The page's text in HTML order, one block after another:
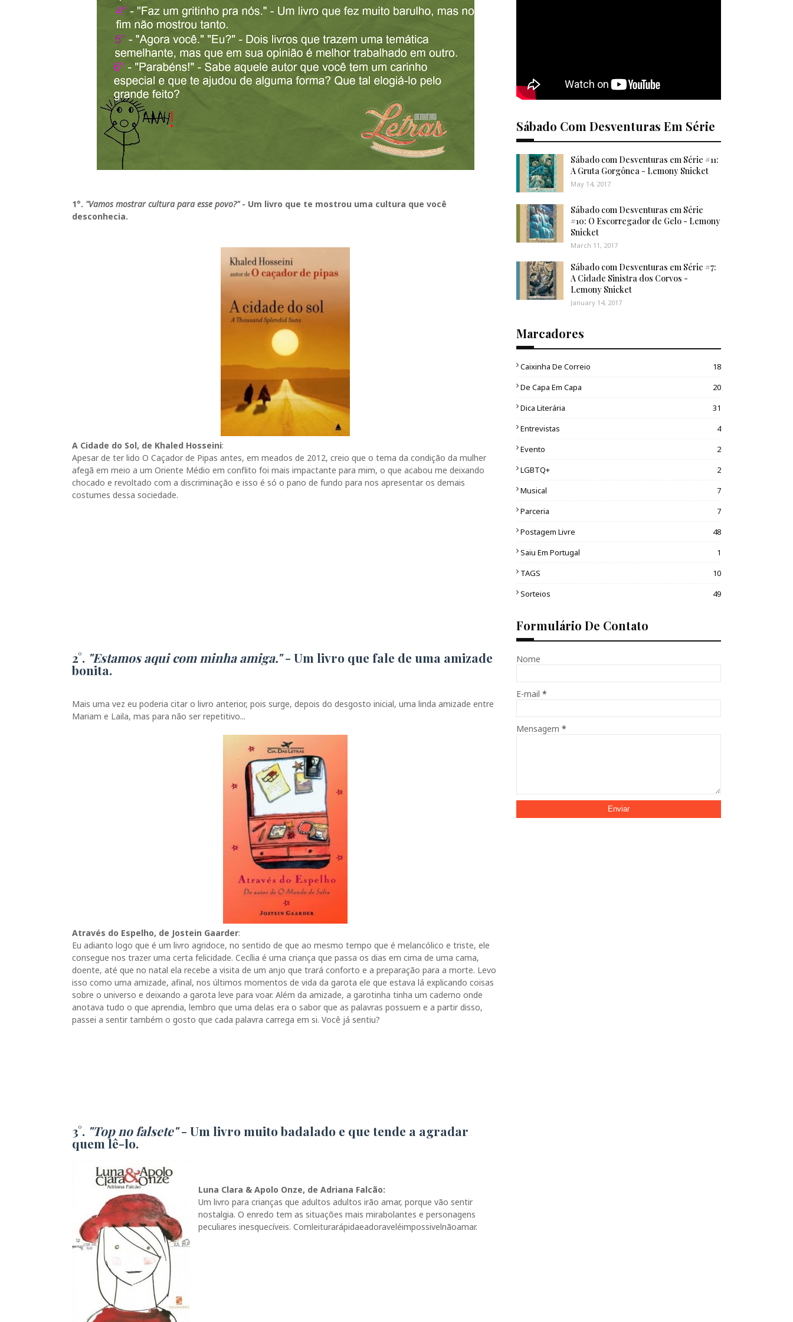
1°. "Vamos mostrar cultura para esse povo?"- Um livro que te mostrou uma cultura que você
desconhecia.
A Cidade do Sol, de Khaled Hosseini:
Apesar de ter lido O Caçador de Pipas antes, em meados de 2012, creio que o tema da condição da mulher
afegã em meio a um Oriente Médio em conflito foi mais impactante para mim, o que acabou me deixando
chocado e revoltado com a discriminação e isso é só o pano de fundo para nos apresentar os demais
costumes dessa sociedade.
2°. "Estamos aqui com minha amiga."- Um livro que fale de uma amizade
bonita.
Mais uma vez eu poderia citar o livro anterior, pois surge, depois do desgosto inicial, uma linda amizade entre
Mariam e Laila, mas para não ser repetitivo...
Através do Espelho, de Jostein Gaarder:
Eu adianto logo que é um livro agridoce, no sentido de que ao mesmo tempo que é melancólico e triste, ele
consegue nos trazer uma certa felicidade. Cecília é uma criança que passa os dias em cima de uma cama,
doente, até que no natal ela recebe a visita de um anjo que trará conforto e a preparação para a morte. Levo
isso como uma amizade, afinal, nos últimos momentos de vida da garota ele que estava lá explicando coisas
sobre o universo e deixando a garota leve para voar. Além da amizade, a garotinha tinha um caderno onde
anotava tudo o que aprendia, lembro que uma delas era o sabor que as palavras possuem e a partir disso,
passei a sentir também o gosto que cada palavra carrega em si. Você já sentiu?
3°. "Top no falsete"- Um livro muito badalado e que tende a agradar
quem lê-lo.
Luna Clara & Apolo Onze, de Adriana Falcão:
Um livro para crianças que adultos adultos irão amar, porque vão sentir
nostalgia. O enredo tem as situações mais mirabolantes e personagens
peculiares inesquecíveis. Comleiturarápidaeadoraveléimpossivelnãoamar.
Sábado Com Desventuras Em Série
Sábado com Desventuras em Série #11:
A Gruta Gorgônea - Lemony Snicket
May 14, 2017
Sábado com Desventuras em Série
#10: O Escorregador de Gelo - Lemony
Snicket
March 11, 2017
Sábado com Desventuras em Série #7:
A Cidade Sinistra dos Corvos -
Lemony Snicket
January 14, 2017
Marcadores
Caixinha De Correio
18
De Capa Em Capa
20
Dica Literária
31
Entrevistas
4
Evento
2
LGBTQ+
2
Musical
7
Parceria
7
Postagem Livre
48
Saiu Em Portugal
1
TAGS
10
Sorteios
49
Formulário De Contato
Nome
E-mail*
Mensagem*